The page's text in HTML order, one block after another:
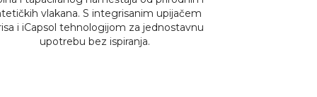
vlakana. S integrisanim upijačem
i iCapsol tehnologijom za jednostavnu
upotrebu bez ispiranja.